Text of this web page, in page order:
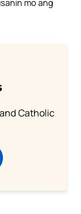
Catholic